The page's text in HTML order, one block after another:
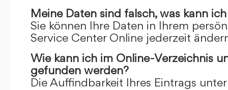
Meine Daten sind falsch, was kann
Sie können Ihre Daten in Ihrem
Service Center Online jederzeit
Wie kann ich im Online-Verzeichnis
gefunden werden?
Die Auffindbarkeit Ihres Eintrags